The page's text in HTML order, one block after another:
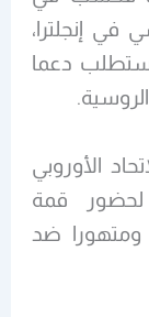
إنجلترا،
دعما
الأوروبي
لحضور قمة
ومتهورا ضد